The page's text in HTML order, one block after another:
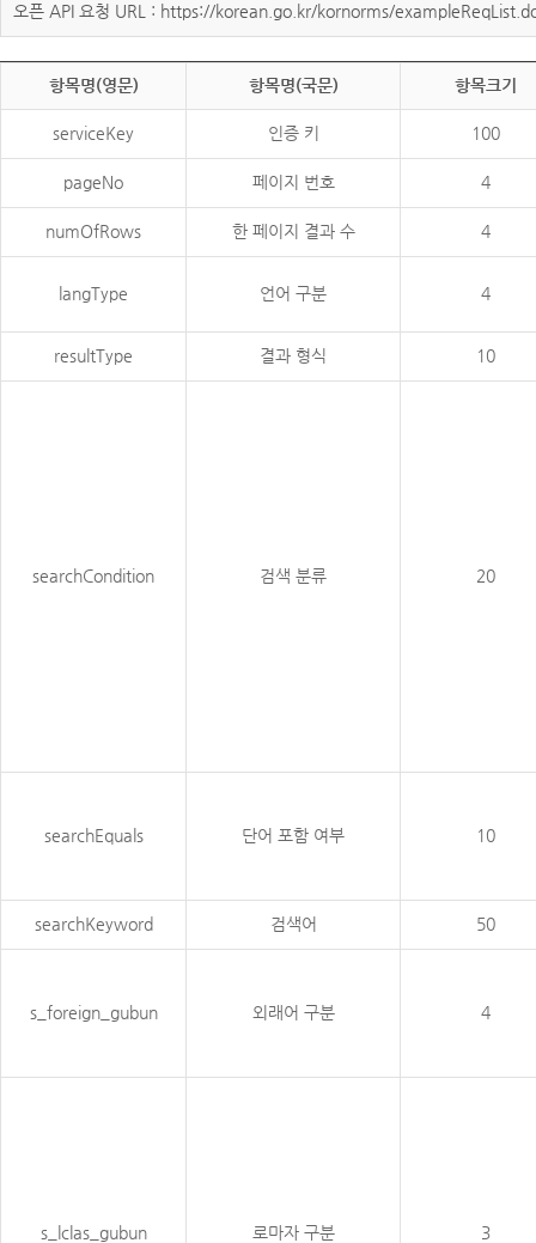
오픈 API 요청 URL : https://korean.go.kr/kornorms/
항목명(영문) 항목명(국문) 항목크기
serviceKey 인증 키 100
pageNo 페이지 번호 4
numOfRows 한 페이지 결과 수 4
langType 언어 구분 4
resultType 결과 형식 10
searchCondition 검색 분류 20
searchEquals 단어 포함 여부 10
searchKeyword 검색어 50
s_foreign_gubun 외래어 구분 4
s_lclas_gubun 로마자 구분 3